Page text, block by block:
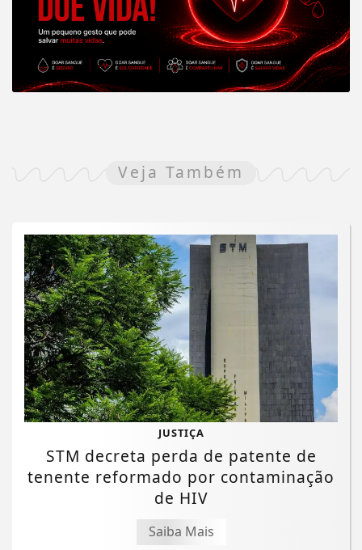
Veja Também
JUSTIÇA
STM decreta perda de patente de
tenente reformado por contaminação
de HIV
Saiba Mais